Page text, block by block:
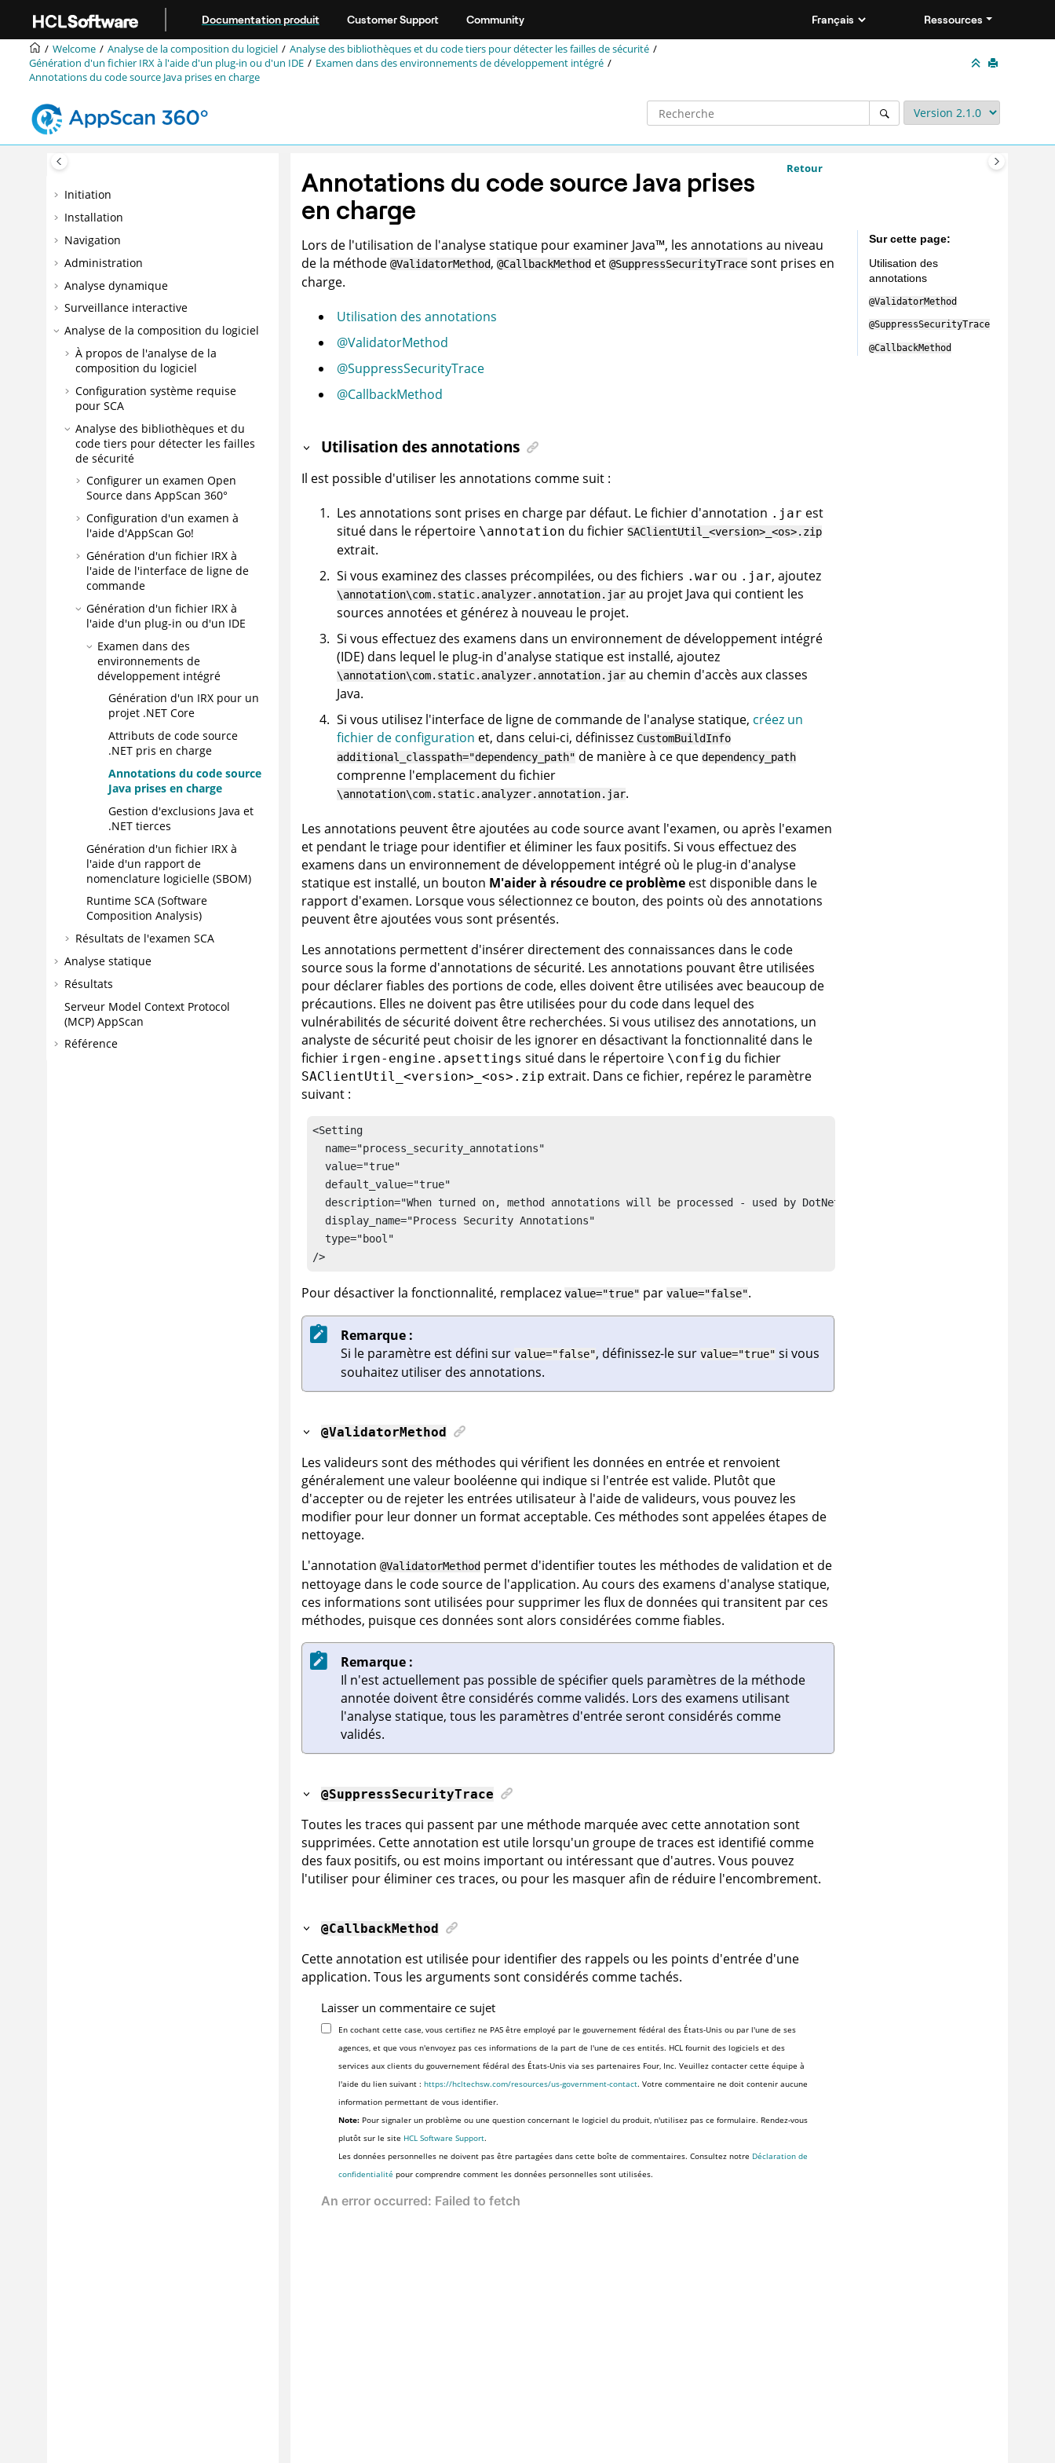
Documentation produit Customer Support Community Ressources
Welcome Analyse de la composition du logiciel
Analyse des bibliothèques et du code tiers pour détecter les failles de sécurité
Génération d'un fichier IRXà l'aide d'un plug-in ou d'un IDE
Examen dans des environnements de développement intégré
Annotations du code source Java prises en charge
Initiation
Installation
Navigation
Administration
Analyse dynamique
Surveillance interactive
Analyse de la composition du logiciel
À propos de l'analyse de la
composition du logiciel
Configuration système requise
pour SCA
Analyse des bibliothèques et du
code tiers pour détecter les failles
de sécurité
Configurer un examen Open
Source dans AppScan 360°
Configuration d'un examen à
l'aide d'AppScan Go!
Génération d'un fichier IRX à
l'aide de l'interface de ligne de
commande
Génération d'un fichier IRX à
l'aide d'un plug-in ou d'un IDE
Examen dans des
environnements de
développement intégré
Génération d'un IRX pour un
projet .NET Core
Attributs de code source
.NET pris en charge
Annotations du code source
Java prises en charge
Gestion d'exclusions Java et
.NET tierces
Génération d'un fichier IRX à
l'aide d'un rapport de
nomenclature logicielle (SBOM)
Runtime SCA (Software
Composition Analysis)
Résultats de l'examen SCA
Analyse statique
Résultats
Serveur Model Context Protocol
(MCP) AppScan
Référence
Retour
Annotations du code source Java prises
en charge
Lors de l'utilisation de l'analyse statique pour examiner Java™, les annotations au niveau
de la méthode @ValidatorMethod, @CallbackMethodet @SuppressSecurityTracesont prises en
charge.
Utilisation des annotations
@ValidatorMethod
@SuppressSecurityTrace
@CallbackMethod
Utilisation des annotations
Il est possible d'utiliser les annotations comme suit :
Les annotations sont prises en charge par défaut. Le fichier d'annotation .jar est
situé dans le répertoire \annotation du fichier SAClientUtil_<version>_<os>.zip
extrait.
Si vous examinez des classes précompilées, ou des fichiers .war ou .jar, ajoutez
\annotation\com.static.analyzer.annotation.jarau projet Java qui contient les
sources annotées et générez à nouveau le projet.
Si vous effectuez des examens dans un environnement de développement intégré
(IDE) dans lequel le plug-in d'analyse statique est installé, ajoutez
\annotation\com.static.analyzer.annotation.jarau chemin d'accès aux classes
Java.
Si vous utilisez l'interface de ligne de commande de l'analyse statique, créez un
fichier de configuration et, dans celui-ci, définissez CustomBuildInfo
additional_classpath="dependency_path" de manière à ce que dependency_path
comprenne l'emplacement du fichier
\annotation\com.static.analyzer.annotation.jar.
Les annotations peuvent être ajoutées au code source avant l'examen, ou après l'examen
et pendant le triage pour identifier et éliminer les faux positifs. Si vous effectuez des
examens dans un environnement de développement intégré où le plug-in d'analyse
statique est installé, un bouton M'aider à résoudre ce problèmeest disponible dans le
rapport d'examen. Lorsque vous sélectionnez ce bouton, des points où des annotations
peuvent être ajoutées vous sont présentés.
Les annotations permettent d'insérer directement des connaissances dans le code
source sous la forme d'annotations de sécurité. Les annotations pouvant être utilisées
pour déclarer fiables des portions de code, elles doivent être utilisées avec beaucoup de
précautions. Elles ne doivent pas être utilisées pour du code dans lequel des
vulnérabilités de sécurité doivent être recherchées. Si vous utilisez des annotations, un
analyste de sécurité peut choisir de les ignorer en désactivant la fonctionnalité dans le
fichier irgen-engine.apsettings situé dans le répertoire \config du fichier
SAClientUtil_<version>_<os>.zip extrait. Dans ce fichier, repérez le paramètre
suivant :
<Setting
  name="process_security_annotations"
  value="true"
  default_value="true"
  description="When turned on, method annotations will be processed - used by DotNet and Java LSPs"
  display_name="Process Security Annotations"
  type="bool"
/>
Pour désactiver la fonctionnalité, remplacez value="true" par value="false".
Remarque :
Si le paramètre est défini sur value="false", définissez-le sur value="true" si vous
souhaitez utiliser des annotations.
@ValidatorMethod
Les valideurs sont des méthodes qui vérifient les données en entrée et renvoient
généralement une valeur booléenne qui indique si l'entrée est valide. Plutôt que
d'accepter ou de rejeter les entrées utilisateur à l'aide de valideurs, vous pouvez les
modifier pour leur donner un format acceptable. Ces méthodes sont appelées étapes de
nettoyage.
L'annotation @ValidatorMethodpermet d'identifier toutes les méthodes de validation et de
nettoyage dans le code source de l'application. Au cours des examens d'analyse statique,
ces informations sont utilisées pour supprimer les flux de données qui transitent par ces
méthodes, puisque ces données sont alors considérées comme fiables.
Remarque :
Il n'est actuellement pas possible de spécifier quels paramètres de la méthode
annotée doivent être considérés comme validés. Lors des examens utilisant
l'analyse statique, tous les paramètres d'entrée seront considérés comme
validés.
@SuppressSecurityTrace
Toutes les traces qui passent par une méthode marquée avec cette annotation sont
supprimées. Cette annotation est utile lorsqu'un groupe de traces est identifié comme
des faux positifs, ou est moins important ou intéressant que d'autres. Vous pouvez
l'utiliser pour éliminer ces traces, ou pour les masquer afin de réduire l'encombrement.
@CallbackMethod
Cette annotation est utilisée pour identifier des rappels ou les points d'entrée d'une
application. Tous les arguments sont considérés comme tachés.
Laisser un commentaire ce sujet
En cochant cette case, vous certifiez ne PAS être employé par le gouvernement fédéral des États-Unis ou par l'une de ses
agences, et que vous n'envoyez pas ces informations de la part de l'une de ces entités. HCL fournit des logiciels et des
services aux clients du gouvernement fédéral des États-Unis via ses partenaires Four, Inc. Veuillez contacter cette équipe à
l'aide du lien suivant :https://hcltechsw.com/resources/us-government-contact. Votre commentaire ne doit contenir aucune
information permettant de vous identifier.
Note: Pour signaler un problème ou une question concernant le logiciel du produit, n'utilisez pas ce formulaire. Rendez-vous
plutôt sur le site HCL Software Support.
Les données personnelles ne doivent pas être partagées dans cette boîte de commentaires. Consultez notre Déclaration de
confidentialité pour comprendre comment les données personnelles sont utilisées.
Sur cette page
Utilisation des
annotations
@ValidatorMethod
@SuppressSecurityTrace
@CallbackMethod